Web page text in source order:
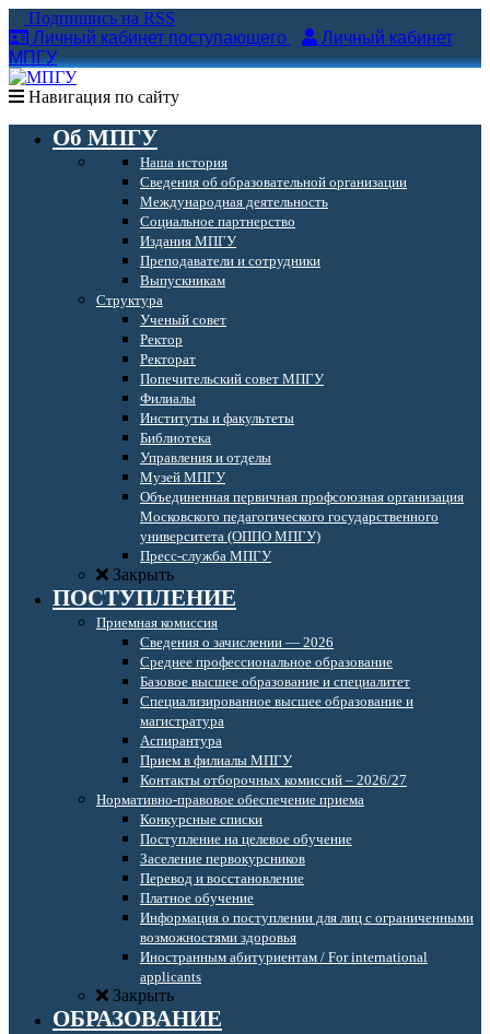
Подпишись на RSS
Личный кабинет поступающего
Личный кабинет
МПГУ
Навигация по сайту
Об МПГУ
Наша история
Сведения об образовательной организации
Международная деятельность
Социальное партнерство
Издания МПГУ
Преподаватели и сотрудники
Выпускникам
Структура
Ученый совет
Ректор
Ректорат
Попечительский совет МПГУ
Филиалы
Институты и факультеты
Библиотека
Управления и отделы
Музей МПГУ
Объединенная первичная профсоюзная организация
Московского педагогического государственного
университета (ОППО МПГУ)
Пресс-служба МПГУ
Закрыть
ПОСТУПЛЕНИЕ
Приемная комиссия
Сведения о зачислении — 2026
Среднее профессиональное образование
Базовое высшее образование и специалитет
Специализированное высшее образование и
магистратура
Аспирантура
Прием в филиалы МПГУ
Контакты отборочных комиссий – 2026/27
Нормативно-правовое обеспечение приема
Конкурсные списки
Поступление на целевое обучение
Заселение первокурсников
Перевод и восстановление
Платное обучение
Информация о поступлении для лиц с ограниченными
возможностями здоровья
Иностранным абитуриентам / For international
applicants
Закрыть
ОБРАЗОВАНИЕ